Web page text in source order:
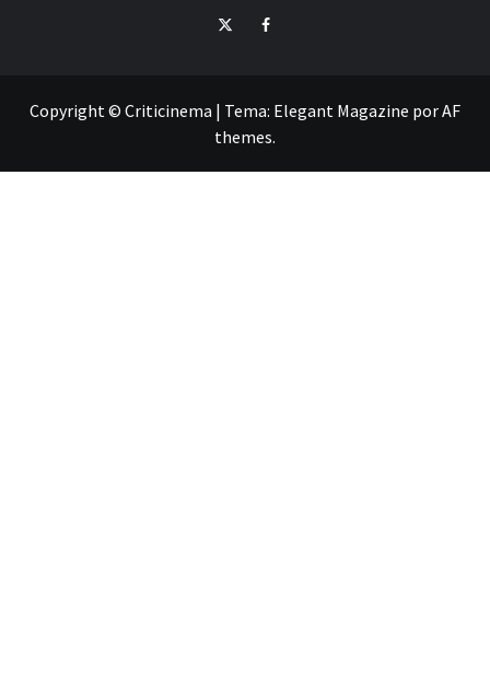
TwitterFacebook
Copyright © Criticinema | Tema: Elegant Magazine porAF
themes.